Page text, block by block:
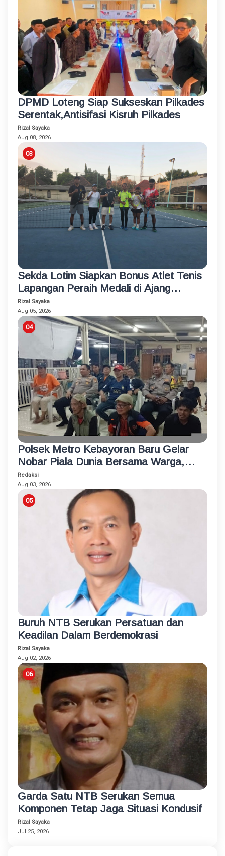
DPMD Loteng Siap Sukseskan Pilkades
Serentak,Antisifasi Kisruh Pilkades
Rizal Sayaka
Aug 08, 2026
Sekda Lotim Siapkan Bonus Atlet Tenis
Lapangan Peraih Medali di Ajang
Porprov
Rizal Sayaka
Aug 05, 2026
Polsek Metro Kebayoran Baru Gelar
Nobar Piala Dunia Bersama Warga,
Pererat Silaturahmi dan Jaga
Kamtibmas
Redaksi
Aug 03, 2026
Buruh NTB Serukan Persatuan dan
Keadilan Dalam Berdemokrasi
Rizal Sayaka
Aug 02, 2026
Garda Satu NTB Serukan Semua
Komponen Tetap Jaga Situasi Kondusif
Rizal Sayaka
Jul 25, 2026